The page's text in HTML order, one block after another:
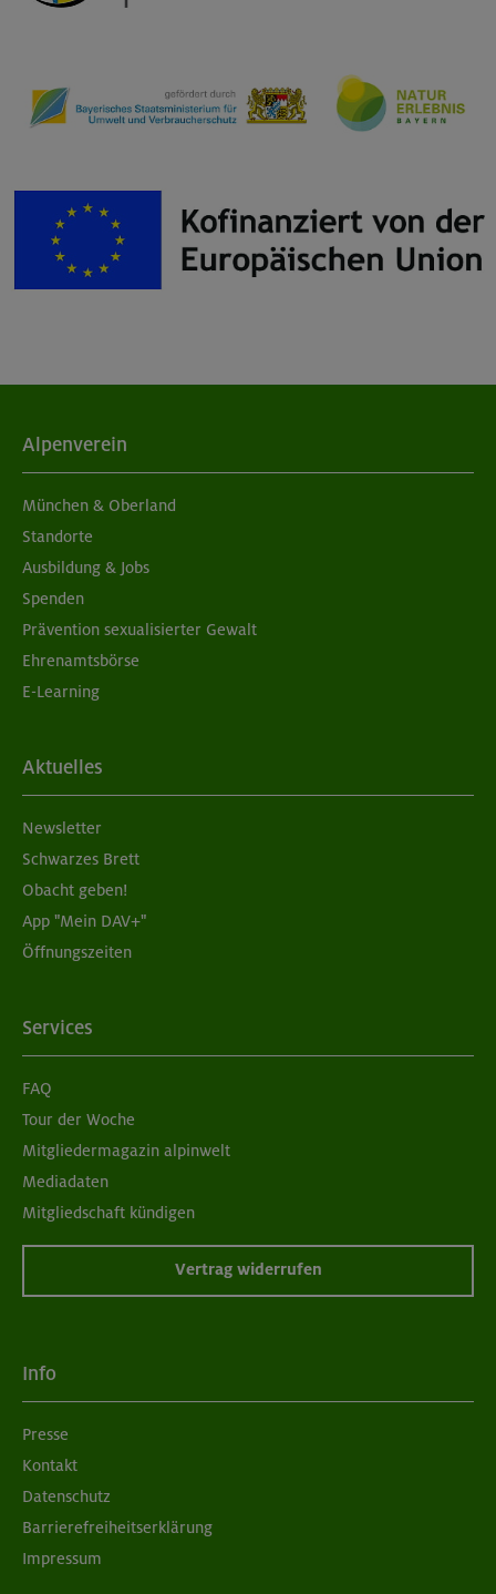
Alpenverein
München & Oberland
Standorte
Ausbildung & Jobs
Spenden
Prävention sexualisierter Gewalt
Ehrenamtsbörse
E-Learning
Aktuelles
Newsletter
Schwarzes Brett
Obacht geben!
App "Mein DAV+"
Öffnungszeiten
Services
FAQ
Tour der Woche
Mitgliedermagazin alpinwelt
Mediadaten
Mitgliedschaft kündigen
Vertrag widerrufen
Info
Presse
Kontakt
Datenschutz
Barrierefreiheitserklärung
Impressum